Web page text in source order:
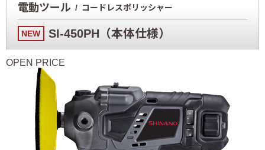
電動ツール コードレスポリッシャー
NEW SI-450PH（本体仕様）
OPEN PRICE